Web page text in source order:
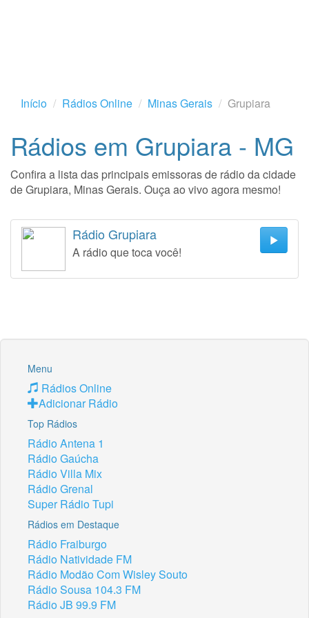
Início Rádios Online Minas Gerais Grupiara
Rádios em Grupiara - MG
Confira a lista das principais emissoras de rádio da cidade
de Grupiara, Minas Gerais. Ouça ao vivo agora mesmo!
Rádio Grupiara
A rádio que toca você!
Menu
Rádios Online
Adicionar Rádio
Top Rádios
Rádio Antena 1
Rádio Gaúcha
Rádio Villa Mix
Rádio Grenal
Super Rádio Tupi
Rádios em Destaque
Rádio Fraiburgo
Rádio Natividade FM
Rádio Modão Com Wisley Souto
Rádio Sousa 104.3 FM
Rádio JB 99.9 FM